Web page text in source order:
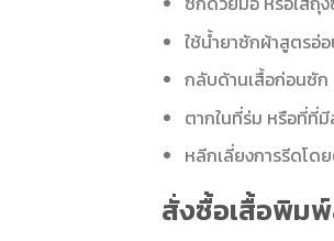
ใช้น้ำยาซักผ้าสูตรอ่
กลับด้านเสื้อก่อนซัก
ตากในที่ร่ม หรือที่ที่
หลีกเลี่ยงการรีดโ
สั่งซื้อเสื้อพิม